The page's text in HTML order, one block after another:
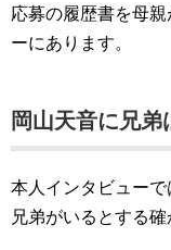
応募の履歴書を母
ーにあります。
岡山天音に兄弟
本人インタビューで
兄弟がいるとする